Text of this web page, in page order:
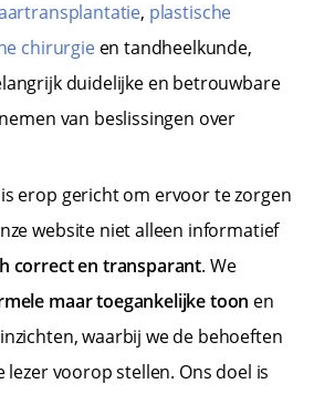
, plastische
chirurgieen tandheelkunde,
duidelijke en betrouwbare
van beslissingen over
erop gericht om ervoor te zorgen
website niet alleen informatief
correct en transparant. We
maar toegankelijke toon en
waarbij we de behoeften
lezer voorop stellen. Ons doel is